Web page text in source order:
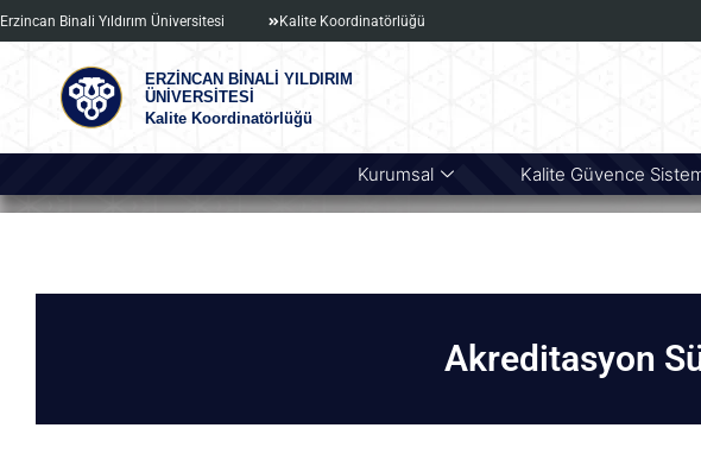
Erzincan Binali Yıldırım Üniversitesi Kalite Koordinatörlüğü
ERZİNCAN BİNALİ YILDIRIM
ÜNİVERSİTESİ
Kalite Koordinatörlüğü
Kurumsal Kalite Güvence
Akreditasyon